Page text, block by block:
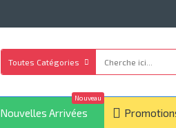
Toutes Catégories
Nouvelles Arrivées
Nouveau